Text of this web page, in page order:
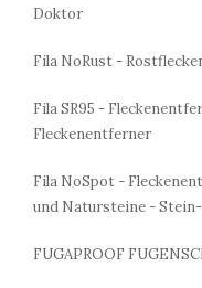
Doktor
Fila NoRust -
Fila SR95 -
Fleckenentferner
Fila NoSpot -
und Natursteine -
FUGAPROOF